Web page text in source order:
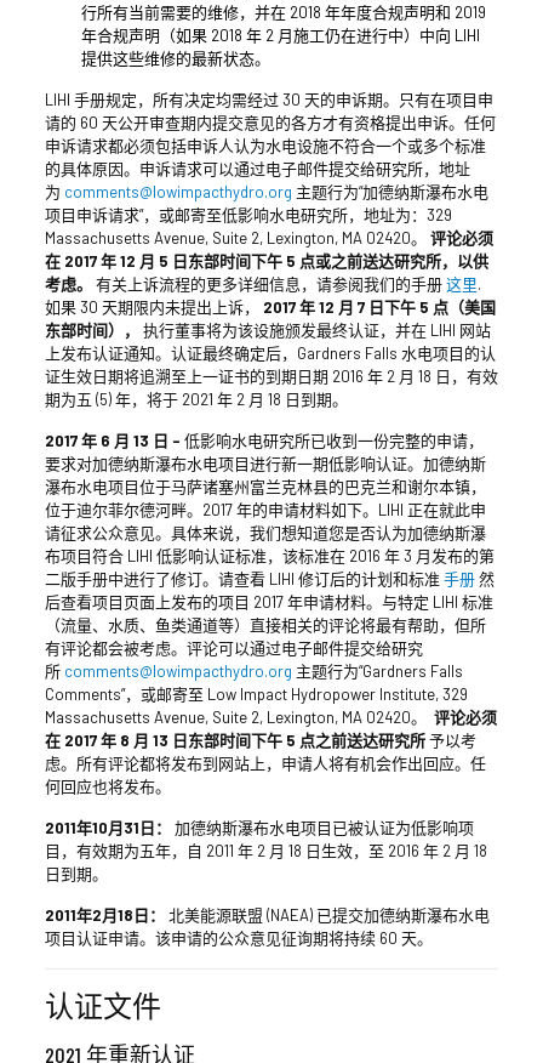
行所有当前需要的维修，并在 2018 年年度合规声明和 2019
年合规声明（如果 2018 年 2 月施工仍在进行中）中向 LIHI
提供这些维修的最新状态。
LIHI 手册规定，所有决定均需经过 30 天的申诉期。只有在项目申
请的 60 天公开审查期内提交意见的各方才有资格提出申诉。任何
申诉请求都必须包括申诉人认为水电设施不符合一个或多个标准
的具体原因。申诉请求可以通过电子邮件提交给研究所，地址
为 comments@lowimpacthydro.org 主题行为“加德纳斯瀑布水电
项目申诉请求”，或邮寄至低影响水电研究所，地址为：329
Massachusetts Avenue, Suite 2, Lexington, MA 02420。 评论必须
在 2017 年 12 月 5 日东部时间下午 5 点或之前送达研究所，以供
考虑。 有关上诉流程的更多详细信息，请参阅我们的手册这里.
如果 30 天期限内未提出上诉， 2017 年 12 月 7 日下午 5 点（美国
东部时间），
执行董事将为该设施颁发最终认证，并在 LIHI 网站
上发布认证通知。认证最终确定后，Gardners Falls 水电项目的认
证生效日期将追溯至上一证书的到期日期 2016 年 2 月 18 日，有效
期为五 (5) 年，将于 2021 年 2 月 18 日到期。
2017 年 6 月 13 日 – 低影响水电研究所已收到一份完整的申请，
要求对加德纳斯瀑布水电项目进行新一期低影响认证。加德纳斯
瀑布水电项目位于马萨诸塞州富兰克林县的巴克兰和谢尔本镇，
位于迪尔菲尔德河畔。2017 年的申请材料如下。LIHI 正在就此申
请征求公众意见。具体来说，我们想知道您是否认为加德纳斯瀑
布项目符合 LIHI 低影响认证标准，该标准在 2016 年 3 月发布的第
二版手册中进行了修订。请查看 LIHI 修订后的计划和标准手册然
后查看项目页面上发布的项目 2017 年申请材料。与特定 LIHI 标准
（流量、水质、鱼类通道等）直接相关的评论将最有帮助，但所
有评论都会被考虑。评论可以通过电子邮件提交给研究
所 comments@lowimpacthydro.org 主题行为“Gardners Falls
Comments”，或邮寄至 Low Impact Hydropower Institute, 329
Massachusetts Avenue, Suite 2, Lexington, MA 02420。 评论必须
在 2017 年 8 月 13 日东部时间下午 5 点之前送达研究所予以考
虑。所有评论都将发布到网站上，申请人将有机会作出回应。任
何回应也将发布。
2011年10月31日：
加德纳斯瀑布水电项目已被认证为低影响项
目，有效期为五年，自 2011 年 2 月 18 日生效，至 2016 年 2 月 18
日到期。
2011年2月18日：
北美能源联盟 (NAEA) 已提交加德纳斯瀑布水电
项目认证申请。该申请的公众意见征询期将持续 60 天。
认证文件
2021 年重新认证